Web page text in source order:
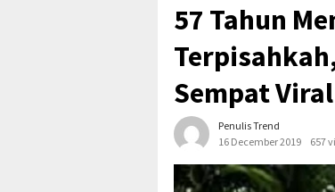
57 Tahun
Sempat Viral
Penulis Trend
16 December 2019
657